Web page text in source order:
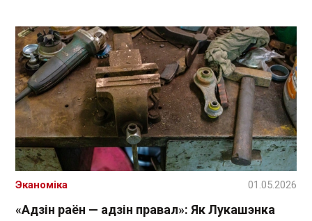
«Адзін раён — адзін правал»: Як Лукашэнка
Эканоміка 01.05.2026